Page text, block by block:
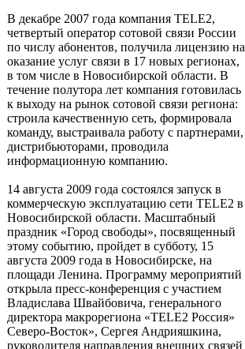
В декабре 2007 года компания TELE2,
четвертый оператор сотовой связи России
по числу абонентов, получила лицензию на
оказание услуг связи в 17 новых регионах,
в том числе в Новосибирской области. В
течение полутора лет компания готовилась
к выходу на рынок сотовой связи региона:
строила качественную сеть, формировала
команду, выстраивала работу с партнерами,
дистрибьюторами, проводила
информационную компанию.
14 августа 2009 года состоялся запуск в
коммерческую эксплуатацию сети TELE2 в
Новосибирской области. Масштабный
праздник «Город свободы», посвященный
этому событию, пройдет в субботу, 15
августа 2009 года в Новосибирске, на
площади Ленина. Программу мероприятий
открыла пресс-конференция с участием
Владислава Швайбовича, генерального
директора макрорегиона «TELE2 Россия»
Северо-Восток», Сергея Андрияшкина,
руководителя направления внешних связей